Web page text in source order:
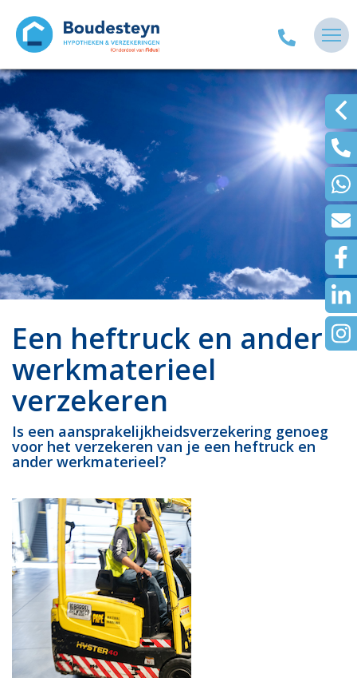
Een heftruck en ander
werkmaterieel
verzekeren
Is een aansprakelijkheidsverzekering genoeg
voor het verzekeren van je een heftruck en
ander werkmaterieel?